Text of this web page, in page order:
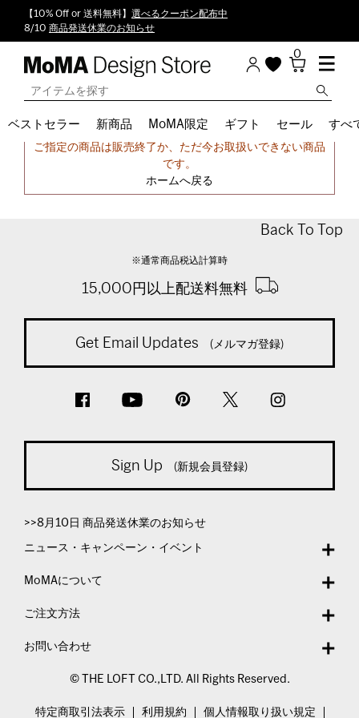
【10% Off or 送料無料】 選べるクーポン配布中
8/10 商品発送休業のお知らせ
0
ベストセラー 新商品 MoMA限定 ギフト セール すべ
申し訳ございません。
ご指定の商品は販売終了か、ただ今お取扱いできない商品
です。
ホームへ戻る
Back To Top
※通常商品税込計算時
15,000円以上配送料無料
Get Email Updates (メルマガ登録)
Sign Up (新規会員登録)
>>8月10日 商品発送休業のお知らせ
ニュース・キャンペーン・イベント
MoMAについて
ご注文方法
お問い合わせ
© THE LOFT CO.,LTD. All Rights Reserved.
特定商取引法表示 利用規約 個人情報取り扱い規定